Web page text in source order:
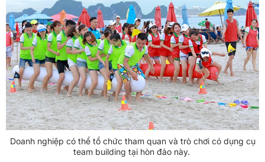
Doanh nghiệp có thể tổ chức tham quan và trò chơi có dụng cụ
team building tại hòn đảo này.